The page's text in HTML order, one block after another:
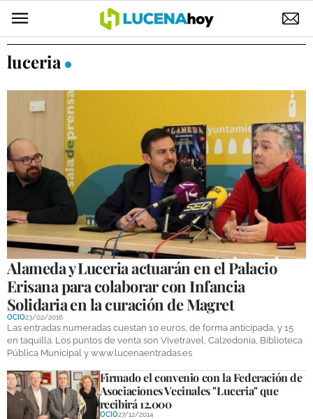
POLÍTICA
ELECCIONES
SUCESOS
ECONOMÍA
DESARROLLO LOCAL
LUCENA EMPRESAS
OCIO
COFRADÍAS
DEPORTES
COMPETICIONES
DEPORTE BASE
OPINIÓN
luceria
Alameda y Luceria actuarán en el Palacio
Erisana para colaborar con Infancia
Solidaria en la curación de Magret
OCIO23/02/2016
Las entradas numeradas cuestan 10 euros, de forma anticipada, y 15
en taquilla. Los puntos de venta son Vivetravel, Calzedonia, Biblioteca
Pública Municipal y www.lucenaentradas.es
Firmado el convenio con la Federación de
Asociaciones Vecinales "Luceria" que
recibirá 12.000
OCIO27/12/2014